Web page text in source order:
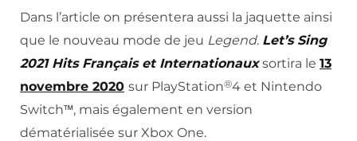
Dans l’article on présentera aussi la jaquette ainsi
que le nouveau mode de jeu Legend. Let’s Sing
2021 Hits Français et Internationauxsortira le 13
novembre 2020 sur PlayStation®4 et Nintendo
Switch™, mais également en version
dématérialisée sur Xbox One.